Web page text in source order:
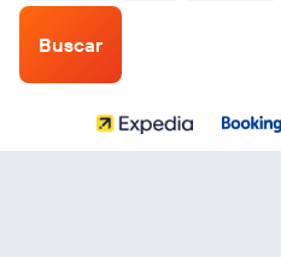
Buscar